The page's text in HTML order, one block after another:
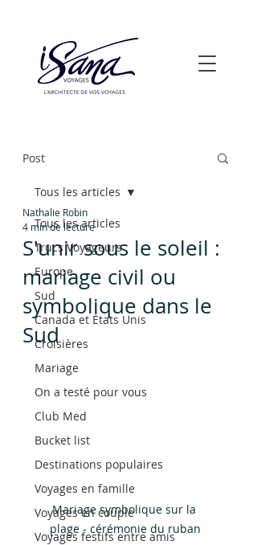
Post
Tous les articles
Trucs Voyageurs
Europe
Sud
Canada et États Unis
Croisières
Mariage
On a testé pour vous
Club Med
Bucket list
Destinations populaires
Voyages en famille
Voyages en couple
Voyages festifs entre amis
Tous les articles
S'unir sous le soleil :
mariage civil ou
symbolique dans le
Sud
Nathalie Robin
4 min de lecture
Mariage symbolique sur la
plage - cérémonie du ruban